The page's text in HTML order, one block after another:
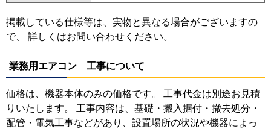
掲載している仕様等は、実物と異なる場合がございますの
で、 詳しくはお問い合わせください。
業務用エアコン 工事について
価格は、機器本体のみの価格です。 工事代金は別途お見積
りいたします。 工事内容は、基礎・搬入据付・撤去処分・
配管・電気工事などがあり、設置場所の状況や機器によっ